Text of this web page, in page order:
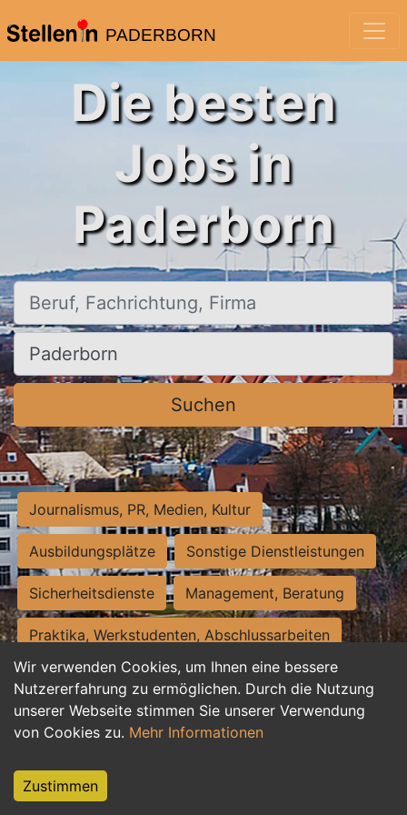
PADERBORN
Wir verwenden Cookies, um Ihnen eine bessere
Nutzererfahrung zu ermöglichen. Durch die Nutzung
unserer Webseite stimmen Sie unserer Verwendung
von Cookies zu. Mehr Informationen
Zustimmen
Die besten
Jobs in
Paderborn
Beruf, Fachrichtung, Firma
Ort, Stadt
Suchen
Journalismus, PR, Medien, Kultur
Ausbildungsplätze Sonstige Dienstleistungen
Sicherheitsdienste Management, Beratung
Praktika, Werkstudenten, Abschlussarbeiten
Personalwesen Assistenz, Sekretariat
Hilfskräfte, Aushilfs- und Nebenjobs
Weiterbildung, Studium, duale Ausbildung